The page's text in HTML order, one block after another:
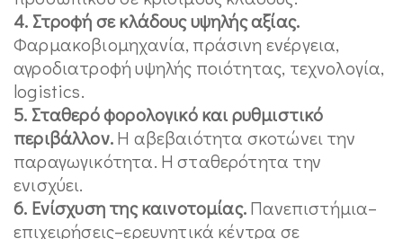
4. Στροφή σε κλάδους υψηλής αξίας.
Φαρμακοβιομηχανία, πράσινη ενέργεια,
αγροδιατροφή υψηλής ποιότητας, τεχνολογία,
logistics.
5. Σταθερό φορολογικό και ρυθμιστικό
περιβάλλον.Η αβεβαιότητα σκοτώνει την
παραγωγικότητα. Η σταθερότητα την
ενισχύει.
6. Ενίσχυση της καινοτομίας.Πανεπιστήμια–
επιχειρήσεις–ερευνητικά κέντρα σε